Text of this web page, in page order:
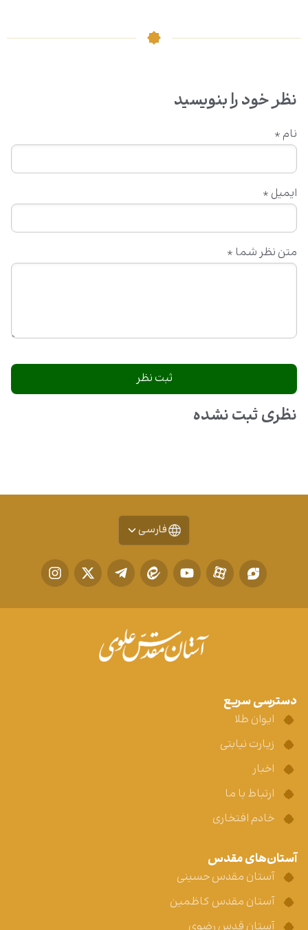
نظر خود را بنویسید
متن نظر شما *
نام *
ایمیل *
نظری ثبت نشده
فارسی
دسترسی سریع
ایوان طلا
زیارت نیابتی
اخبار
ارتباط با ما
خادم افتخاری
آستان‌های مقدس
آستان مقدس حسینی
آستان مقدس کاظمین